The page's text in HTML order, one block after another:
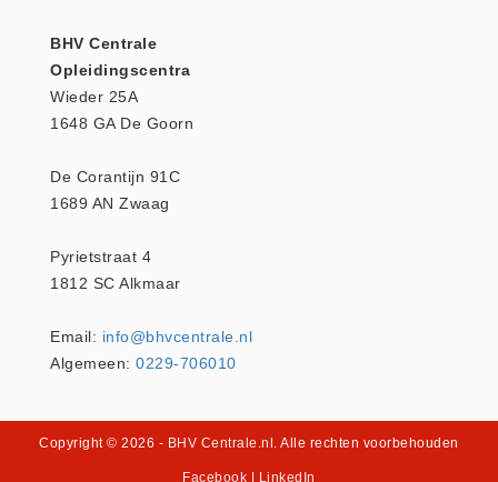
Algemeen (5)
Pictogrammen
Bordjes (14)
Pleistermaterialen
HACCP blauw (4)
Navulling dispensers (26)
Oefenmateriaal
BHV Centrale
Opleidingscentra
Wieder 25A
1648 GA De Goorn
De Corantijn 91C
1689 AN Zwaag
Pyrietstraat 4
1812 SC Alkmaar
Email: info@bhvcentrale.nl
Algemeen: 0229-706010
Copyright © 2026 - BHV Centrale.nl . Alle rechten voorbehouden
Facebook LinkedIn